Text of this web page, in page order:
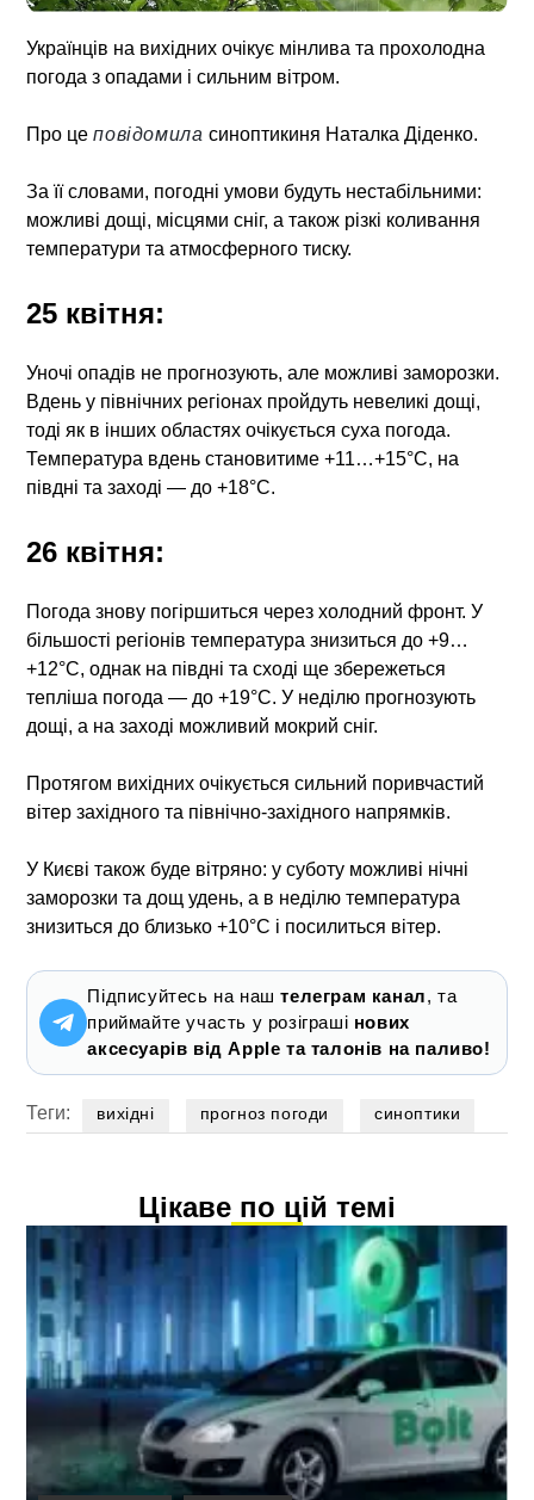
Українців на вихідних очікує мінлива та прохолодна
погода з опадами і сильним вітром.
Про цеповідомиласиноптикиня Наталка Діденко.
За її словами, погодні умови будуть нестабільними:
можливі дощі, місцями сніг, а також різкі коливання
температури та атмосферного тиску.
25 квітня:
Уночі опадів не прогнозують, але можливі заморозки.
Вдень у північних регіонах пройдуть невеликі дощі,
тоді як в інших областях очікується суха погода.
Температура вдень становитиме +11…+15°C, на
півдні та заході — до +18°C.
26 квітня:
Погода знову погіршиться через холодний фронт. У
більшості регіонів температура знизиться до +9…
+12°C, однак на півдні та сході ще збережеться
тепліша погода — до +19°C. У неділю прогнозують
дощі, а на заході можливий мокрий сніг.
Протягом вихідних очікується сильний поривчастий
вітер західного та північно-західного напрямків.
У Києві також буде вітряно: у суботу можливі нічні
заморозки та дощ удень, а в неділю температура
знизиться до близько +10°C і посилиться вітер.
Підписуйтесь на наштелеграм канал, та
приймайте участь у розіграші нових
аксесуарів від Apple та талонів на паливо!
Теги: вихідні прогноз погоди синоптики
Цікаве по цій темі